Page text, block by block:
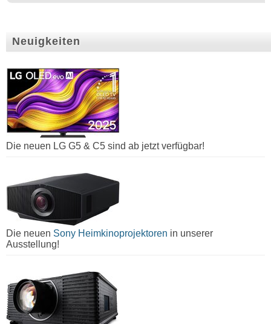
Neuigkeiten
Die neuen LG G5 & C5 sind ab jetzt verfügbar!
Die neuen Sony Heimkinoprojektoren in unserer
Ausstellung!